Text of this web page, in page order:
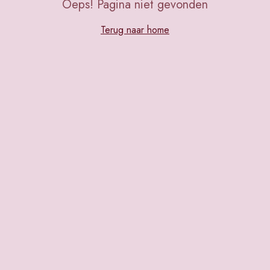
Oeps! Pagina niet gevonden
Terug naar home